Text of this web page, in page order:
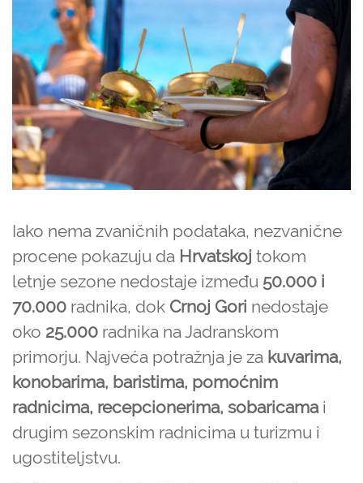
Iako nema zvaničnih podataka, nezvanične
procene pokazuju da Hrvatskoj tokom
letnje sezone nedostaje između 50.000 i
70.000 radnika, dok Crnoj Gori nedostaje
oko 25.000 radnika na Jadranskom
primorju. Najveća potražnja je za kuvarima,
konobarima, baristima, pomoćnim
radnicima, recepcionerima, sobaricamai
drugim sezonskim radnicima u turizmu i
ugostiteljstvu.